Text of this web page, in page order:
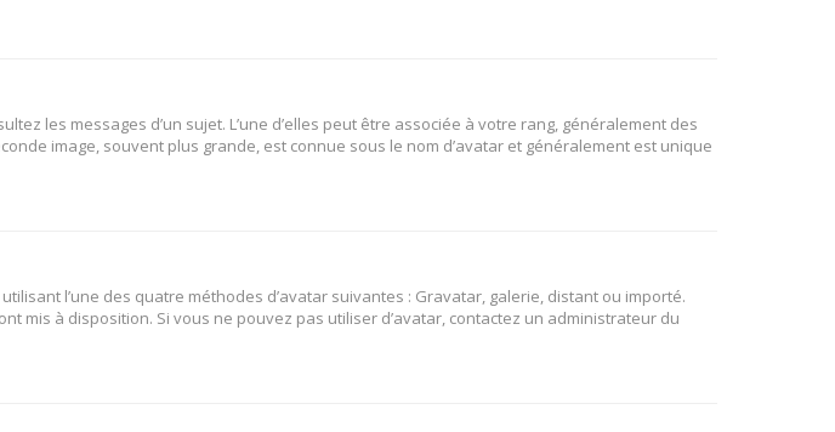
les messages d’un sujet. L’une d’elles peut être associée à votre rang, généralement des
image, souvent plus grande, est connue sous le nom d’avatar et généralement est unique
l’une des quatre méthodes d’avatar suivantes : Gravatar, galerie, distant ou importé.
mis à disposition. Si vous ne pouvez pas utiliser d’avatar, contactez un administrateur du